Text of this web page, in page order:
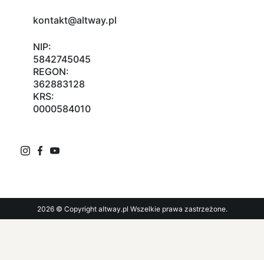
kontakt@altway.pl
NIP:
5842745045
REGON:
362883128
KRS:
0000584010